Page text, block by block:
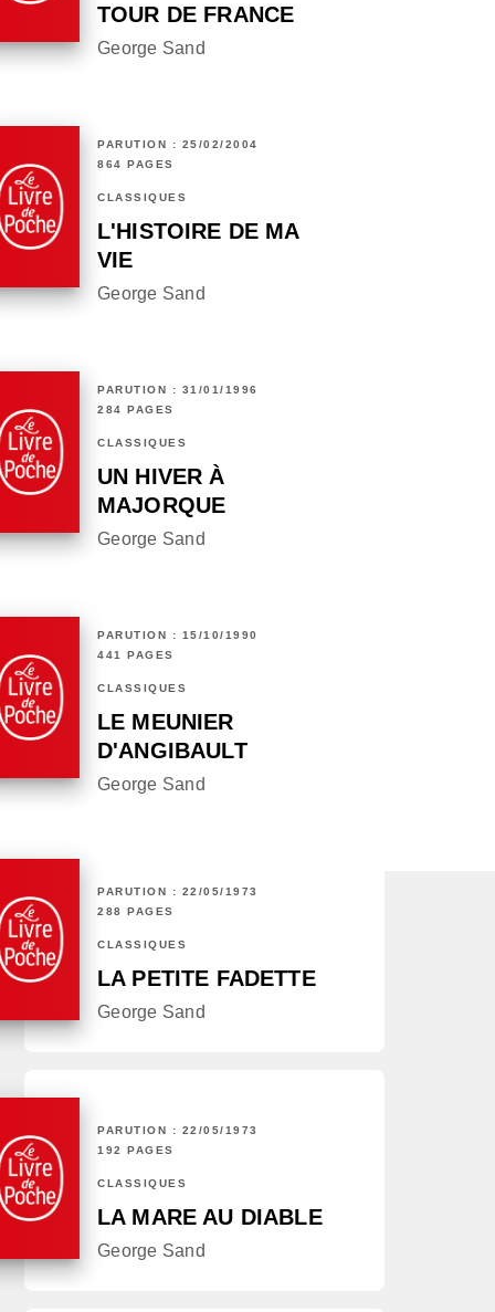
TOUR DE FRANCE
George Sand
PARUTION : 25/02/2004
864 PAGES
CLASSIQUES
L'HISTOIRE DE MA
VIE
George Sand
PARUTION : 31/01/1996
284 PAGES
CLASSIQUES
UN HIVER À
MAJORQUE
George Sand
PARUTION : 15/10/1990
441 PAGES
CLASSIQUES
LE MEUNIER
D'ANGIBAULT
George Sand
PARUTION : 22/05/1973
288 PAGES
CLASSIQUES
LA PETITE FADETTE
George Sand
PARUTION : 22/05/1973
192 PAGES
CLASSIQUES
LA MARE AU DIABLE
George Sand